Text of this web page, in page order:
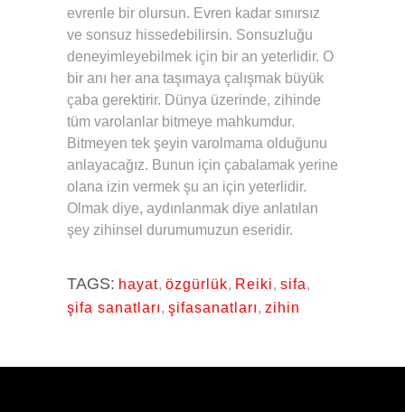
evrenle bir olursun. Evren kadar sınırsız
ve sonsuz hissedebilirsin. Sonsuzluğu
deneyimleyebilmek için bir an yeterlidir. O
bir anı her ana taşımaya çalışmak büyük
çaba gerektirir. Dünya üzerinde, zihinde
tüm varolanlar bitmeye mahkumdur.
Bitmeyen tek şeyin varolmama olduğunu
anlayacağız. Bunun için çabalamak yerine
olana izin vermek şu an için yeterlidir.
Olmak diye, aydınlanmak diye anlatılan
şey zihinsel durumumuzun eseridir.
TAGS: hayat, özgürlük, Reiki, sifa,
şifa sanatları, şifasanatları, zihin